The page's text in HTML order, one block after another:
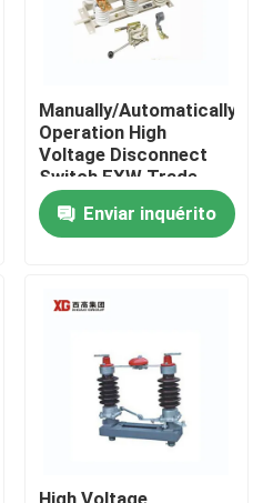
Manually/Automatically
Operation High
Voltage Disconnect
Switch EXW Trade
Terms Product
Enviar inquérito